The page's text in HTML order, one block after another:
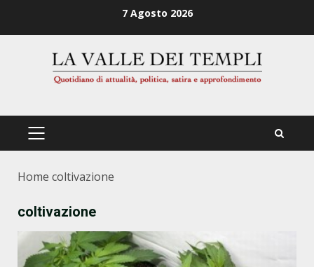
7 Agosto 2026
PRIMÄRES
Home coltivazione
coltivazione